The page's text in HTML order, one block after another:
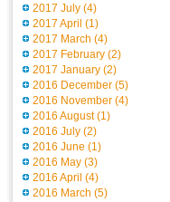
2017 July (4)
2017 April (1)
2017 March (4)
2017 February (2)
2017 January (2)
2016 December (5)
2016 November (4)
2016 August(1)
2016 July (2)
2016 June (1)
2016 May (3)
2016 April (4)
2016 March (5)